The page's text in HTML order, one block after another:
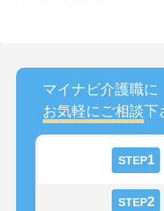
マイナビ介護職に
お気軽にご相談下
STEP1
STEP2